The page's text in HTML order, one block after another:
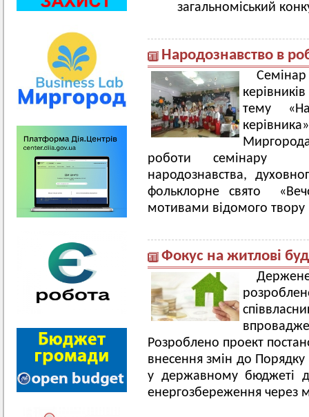
загальноміський
Народознавство в
тему
роботи семінару
народознавства,
фольклорне свято
мотивами відомого твору
Фокус на житлові
Розроблено проект
внесення змін до
у державному бюджеті
енергозбереження через